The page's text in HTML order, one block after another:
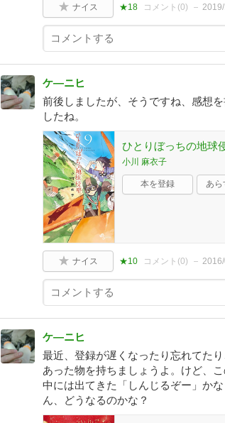
ナイス ★18 コメント(0)
ケ―ニヒ
前後しましたが、そうですね、感想
したね。
ひとりぼっちの地球
小川 麻衣子
本を登録 あら
ナイス ★10 コメント(0)
ケ―ニヒ
最近、登録が遅くなったり忘れてた
あった物を持ちましょうよ。けど、
中には出てきた「しんじるぞー」か
ん、どうなるのかな？